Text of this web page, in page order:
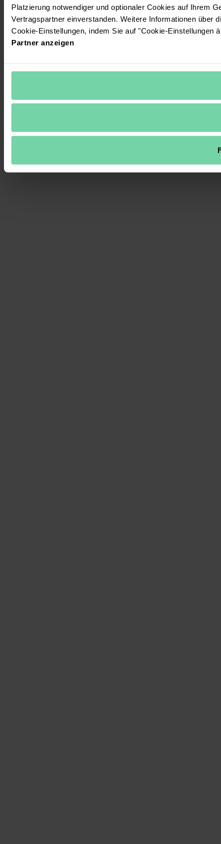
Platzierung notwendiger und optionaler Cookies auf Ihrem
Vertragspartner einverstanden. Weitere Informationen über
Cookie-Einstellungen, indem Sie auf "Cookie-Einstellungen
Partner anzeigen